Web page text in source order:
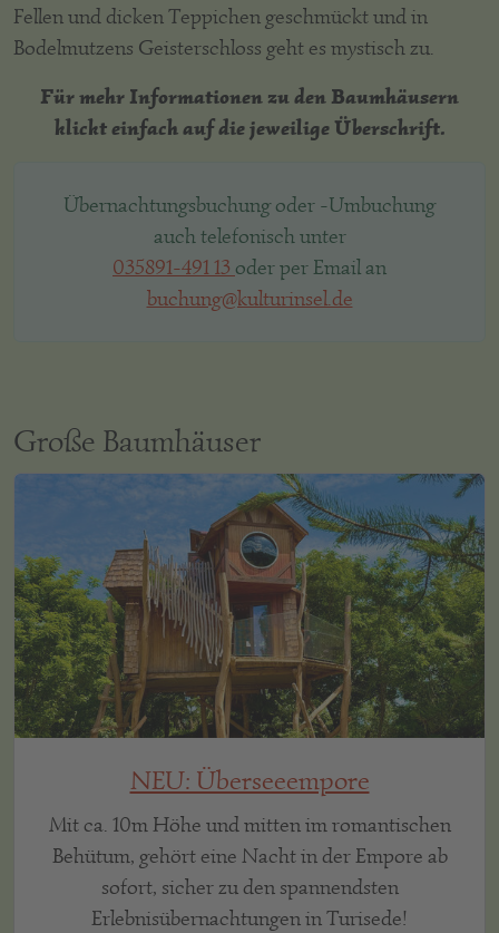
Fellen und dicken Teppichen geschmückt und in
Bodelmutzens Geisterschloss geht es mystisch zu.
Für mehr Informationen zu den Baumhäusern
klickt einfach auf die jeweilige Überschrift.
Übernachtungsbuchung oder -Umbuchung
auch telefonisch unter
035891-491 13 oder per Email an
buchung@kulturinsel.de
Große Baumhäuser
NEU: Überseeempore
Mit ca. 10m Höhe und mitten im romantischen
Behütum, gehört eine Nacht in der Empore ab
sofort, sicher zu den spannendsten
Erlebnisübernachtungen in Turisede!